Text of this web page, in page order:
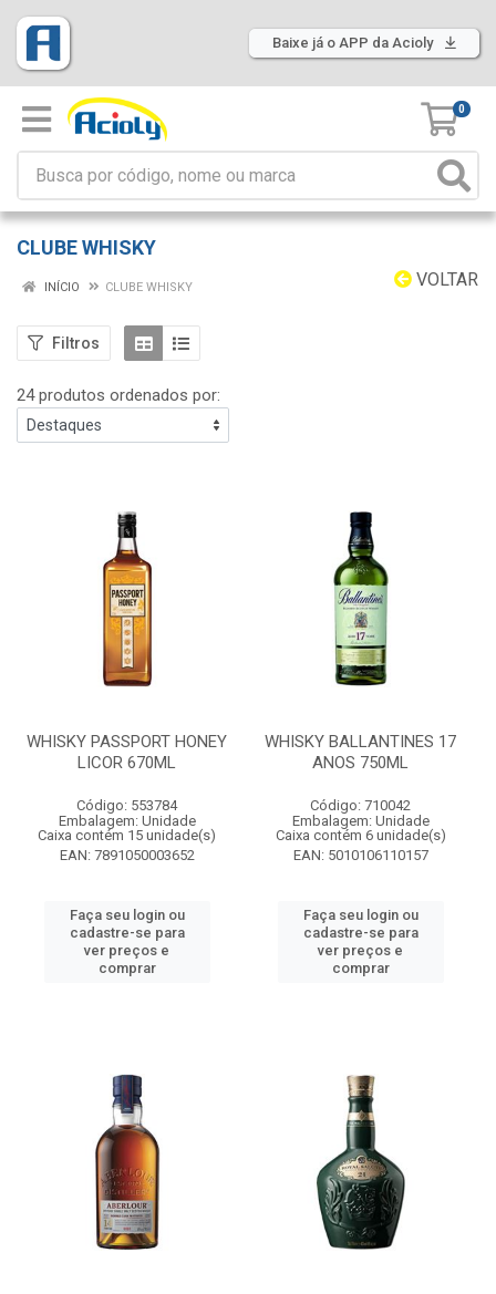
Baixe já o APP da Acioly
0
CLUBE WHISKY
VOLTAR
INÍCIO CLUBE WHISKY
Filtros
24 produtos ordenados por:
WHISKY PASSPORT HONEY
LICOR 670ML
Código: 553784
Embalagem: Unidade
Caixa contém 15 unidade(s)
EAN: 7891050003652
Faça seu login ou
cadastre-se para
ver preços e
comprar
WHISKY BALLANTINES 17
ANOS 750ML
Código: 710042
Embalagem: Unidade
Caixa contém 6 unidade(s)
EAN: 5010106110157
Faça seu login ou
cadastre-se para
ver preços e
comprar